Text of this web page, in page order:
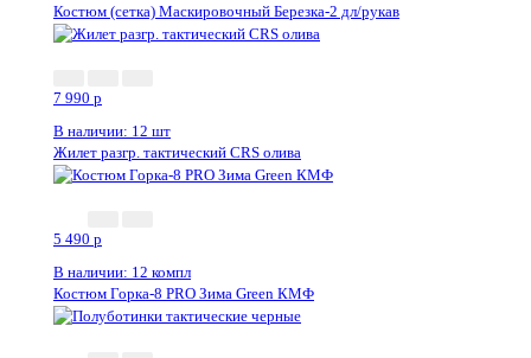
Костюм (сетка) Маскировочный Березка-2 дл/рукав
7 990 p
В наличии: 12 шт
Жилет разгр. тактический CRS олива
5 490 p
В наличии: 12 компл
Костюм Горка-8 PRO Зима Green КМФ